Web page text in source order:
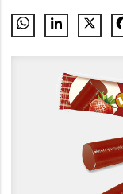
WhatsAppLinkedIn
X